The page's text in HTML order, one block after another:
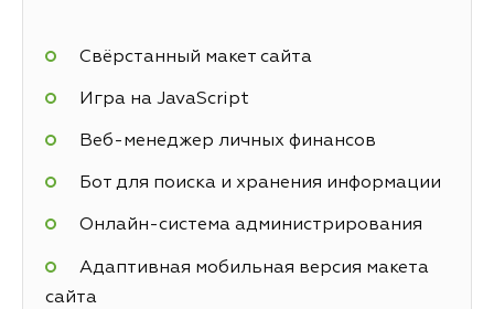
Свёрстанный макет сайта
Игра на JavaScript
Веб-менеджер личных финансов
Бот для поиска и хранения информации
Онлайн-система администрирования
Адаптивная мобильная версия макета
сайта